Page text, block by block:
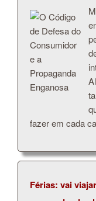
fazer em cada
Férias: vai